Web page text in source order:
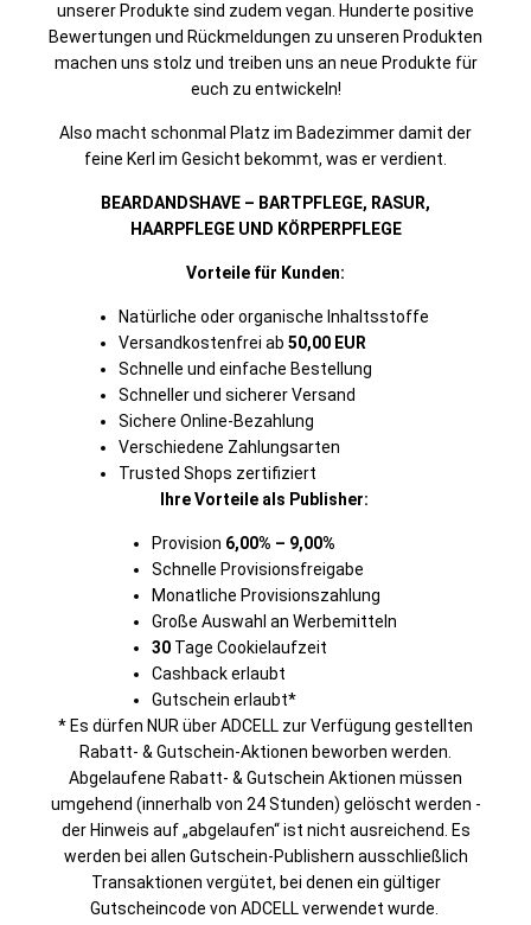
unserer Produkte sind zudem vegan. Hunderte positive
Bewertungen und Rückmeldungen zu unseren Produkten
machen uns stolz und treiben uns an neue Produkte für
euch zu entwickeln!
Also macht schonmal Platz im Badezimmer damit der
feine Kerl im Gesicht bekommt, was er verdient.
BEARDANDSHAVE – BARTPFLEGE, RASUR,
HAARPFLEGE UND KÖRPERPFLEGE
Vorteile für Kunden:
Natürliche oder organische Inhaltsstoffe
Versandkostenfrei ab 50,00 EUR
Schnelle und einfache Bestellung
Schneller und sicherer Versand
Sichere Online-Bezahlung
Verschiedene Zahlungsarten
Trusted Shops zertifiziert
Ihre Vorteile als Publisher:
Provision 6,00% – 9,00%
Schnelle Provisionsfreigabe
Monatliche Provisionszahlung
Große Auswahl an Werbemitteln
30Tage Cookielaufzeit
Cashback erlaubt
Gutschein erlaubt*
* Es dürfen NUR über ADCELL zur Verfügung gestellten
Rabatt- & Gutschein-Aktionen beworben werden.
Abgelaufene Rabatt- & Gutschein Aktionen müssen
umgehend (innerhalb von 24 Stunden) gelöscht werden -
der Hinweis auf „abgelaufen“ ist nicht ausreichend. Es
werden bei allen Gutschein-Publishern ausschließlich
Transaktionen vergütet, bei denen ein gültiger
Gutscheincode von ADCELL verwendet wurde.